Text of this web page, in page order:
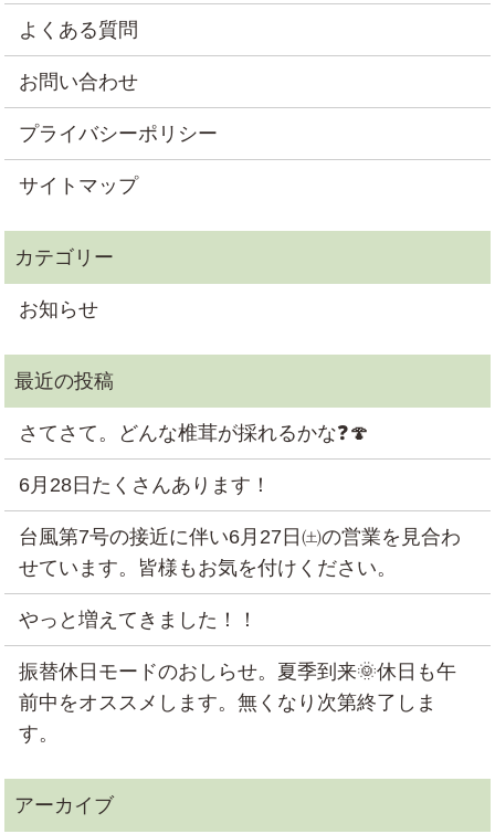
よくある質問
お問い合わせ
プライバシーポリシー
サイトマップ
お知らせ
さてさて。どんな椎茸が採れるかな❓🍄
6月28日たくさんあります！
台風第7号の接近に伴い6月27日㈯の営業を見合わ
せています。皆様もお気を付けください。
やっと増えてきました！！
振替休日モードのおしらせ。夏季到来🌞休日も午
前中をオススメします。無くなり次第終了しま
す。